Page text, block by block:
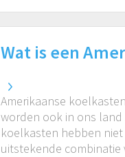
Wat is een
Amerikaanse
worden ook in ons land
koelkasten hebben
uitstekende combinatie